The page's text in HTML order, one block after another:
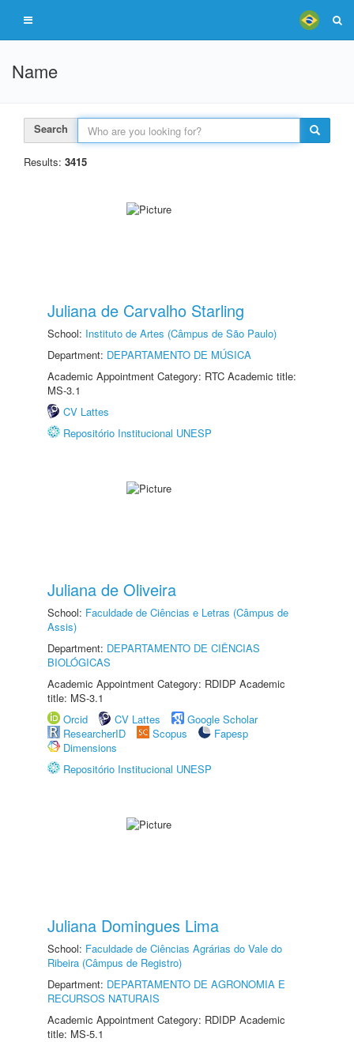
Name
Search
Results: 3415
Juliana de Carvalho Starling
School: Instituto de Artes (Câmpus de São Paulo)
Department: DEPARTAMENTO DE MÚSICA
Academic Appointment Category: RTC Academic title:
MS-3.1
CV Lattes
Repositório Institucional UNESP
Juliana de Oliveira
School: Faculdade de Ciências e Letras (Câmpus de
Assis)
Department: DEPARTAMENTO DE CIÊNCIAS
BIOLÓGICAS
Academic Appointment Category: RDIDP Academic
title: MS-3.1
Orcid
CV Lattes
Google Scholar
ResearcherID
Scopus
Fapesp
Dimensions
Repositório Institucional UNESP
Juliana Domingues Lima
School: Faculdade de Ciências Agrárias do Vale do
Ribeira (Câmpus de Registro)
Department: DEPARTAMENTO DE AGRONOMIA E
RECURSOS NATURAIS
Academic Appointment Category: RDIDP Academic
title: MS-5.1